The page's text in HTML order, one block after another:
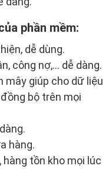
phần mềm:
dễ dùng.
công nợ,... dễ dàng.
mây giúp cho dữ liệu
bộ trên mọi
hàng.
tồn kho mọi lúc